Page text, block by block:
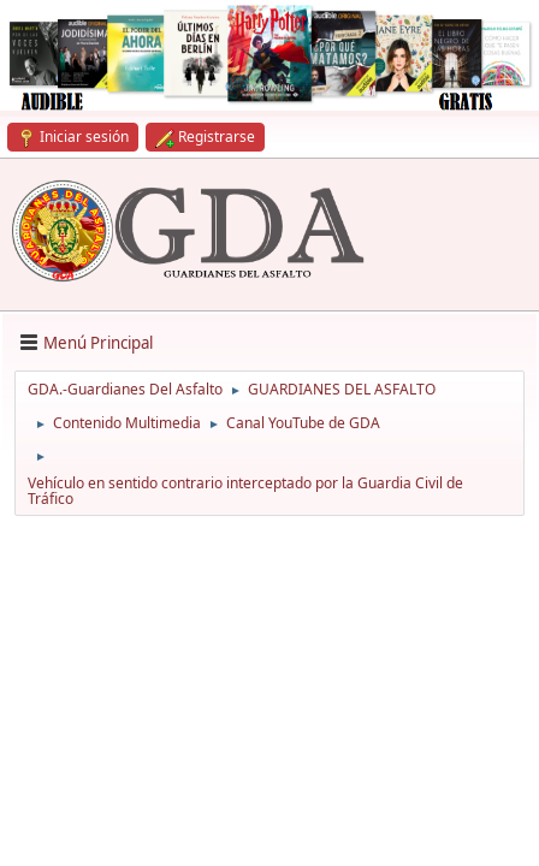
Iniciar sesión Registrarse
Menú Principal
GDA.-Guardianes Del Asfalto ► GUARDIANES DEL ASFALTO
► Contenido Multimedia ► Canal YouTube de GDA
►
Vehículo en sentido contrario interceptado por la Guardia Civil de
Tráfico